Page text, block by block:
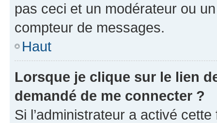
pas ceci et un modérateur ou
compteur de messages.
Haut
Lorsque je clique sur le lien
demandé de me connecter ?
Si l’administrateur a activé